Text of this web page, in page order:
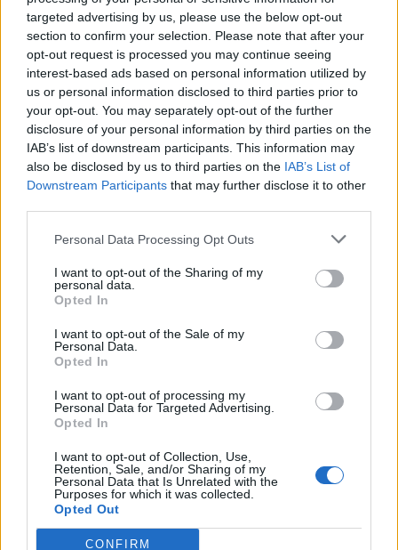
targeted advertising by us, please use the below opt-out
section to confirm your selection. Please note that after your
opt-out request is processed you may continue seeing
interest-based ads based on personal information utilized by
us or personal information disclosed to third parties prior to
your opt-out. You may separately opt-out of the further
disclosure of your personal information by third parties on the
IAB’s list of downstream participants. This information may
also be disclosed by us to third parties on the IAB’s List of
Downstream Participants that may further disclose it to other
Personal Data Processing Opt Outs
I want to opt-out of the Sharing of my
personal data.
Opted In
I want to opt-out of the Sale of my
Personal Data.
Opted In
I want to opt-out of processing my
Personal Data for Targeted Advertising.
Opted In
I want to opt-out of Collection, Use,
Retention, Sale, and/or Sharing of my
Personal Data that Is Unrelated with the
Purposes for which it was collected.
Opted Out
CONFIRM
részvényárfolyamokban megjelenô rendkívül gyors
növekedési várakozások egyfajta paradox helyzetet
eredményeztek az amerikai...
KEDVES OLVASÓNK!
A keresett cikk a portfolio.hu hírarchívumához
tartozik, melynek olvasása előfizetéses
regisztrációhoz kötött.
Portfolio.hu teljes cikkarchívum
Kötéslisták: BÉT elmúlt 2 év napon belüli
kötéslistái
Előfizetés
MÁR ELŐFIZETŐNK VAGY?BEJELENTKEZÉS